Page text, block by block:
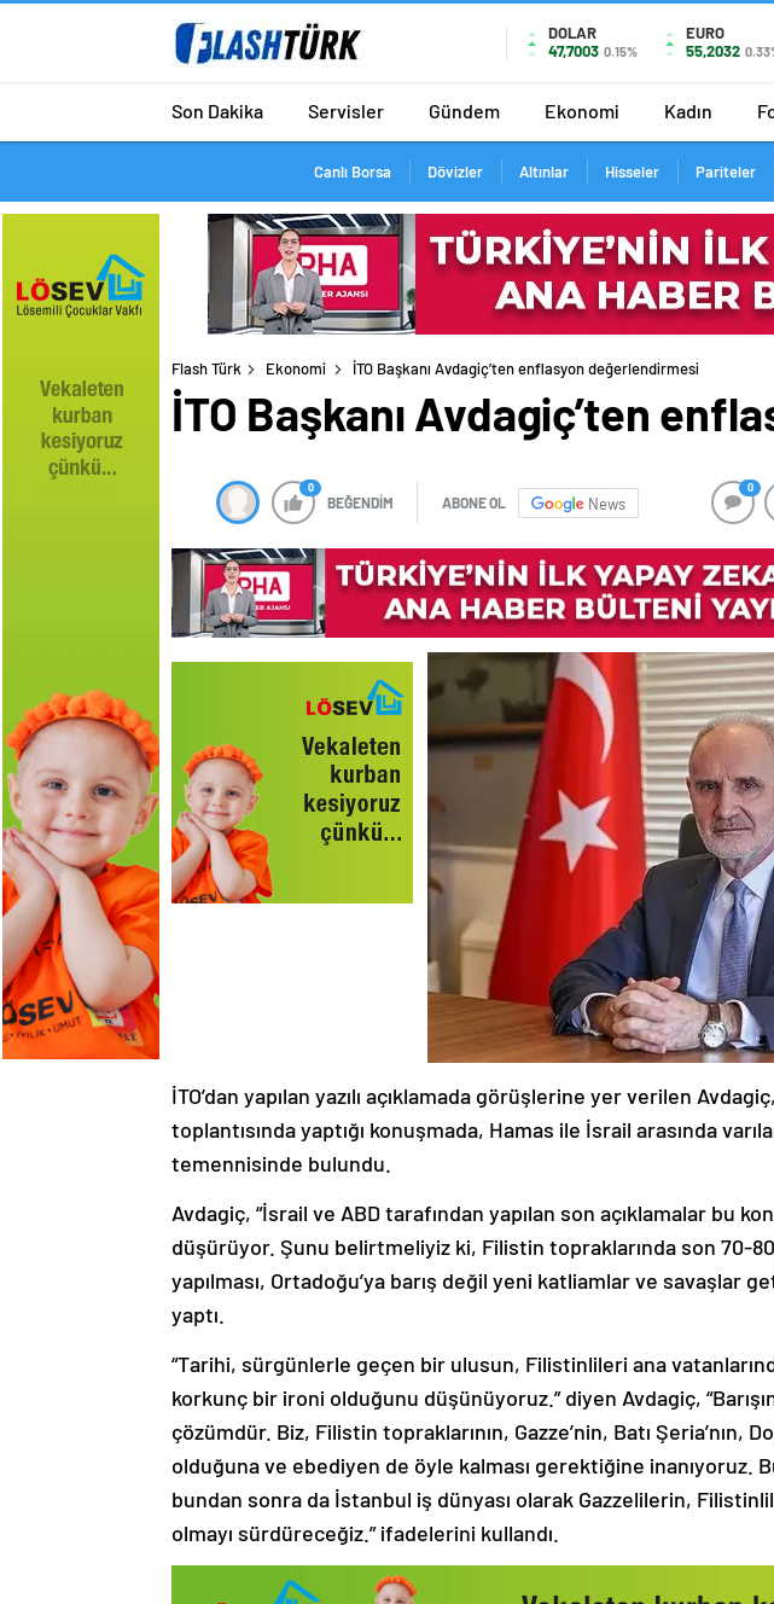
DOLAR
47,7003 0.15%
EURO
55,2032
Son Dakika Servisler Gündem Ekonomi Kadın
Canlı Borsa Dövizler Altınlar Hisseler Pariteler
Flash Türk Ekonomi İTO Başkanı Avdagiç’ten enflasyon değerlendirmesi
İTO Başkanı Avdagiç’ten
0
BEĞENDİM ABONE OL News
0
İTO’dan yapılan yazılı açıklamada görüşlerine yer verilen
toplantısında yaptığı konuşmada, Hamas ile İsrail arasında
temennisinde bulundu.
Avdagiç, “İsrail ve ABD tarafından yapılan son açıklamalar bu
düşürüyor. Şunu belirtmeliyiz ki, Filistin topraklarında son 70-
yapılması, Ortadoğu’ya barış değil yeni katliamlar ve savaşlar
yaptı.
“Tarihi, sürgünlerle geçen bir ulusun, Filistinlileri ana
korkunç bir ironi olduğunu düşünüyoruz.” diyen Avdagiç,
çözümdür. Biz, Filistin topraklarının, Gazze’nin, Batı Şeria’nın,
olduğuna ve ebediyen de öyle kalması gerektiğine inanıyoruz.
bundan sonra da İstanbul iş dünyası olarak Gazzelilerin,
olmayı sürdüreceğiz.” ifadelerini kullandı.